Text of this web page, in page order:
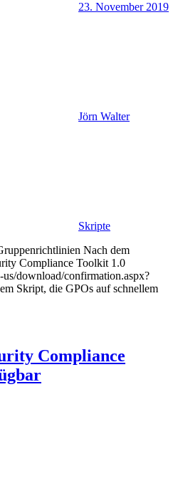
23. November 2019
Jörn Walter
Skripte
Nach dem
Compliance Toolkit 1.0
download/confirmation.aspx?
Skript, die GPOs auf schnellem
Compliance